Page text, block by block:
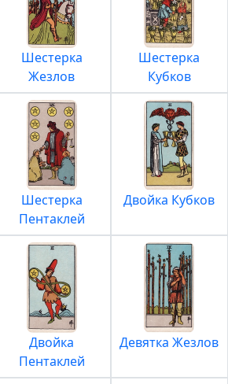
Шестерка
Жезлов
Шестерка
Кубков
Шестерка
Пентаклей
Двойка Кубков
Двойка
Пентаклей
Девятка Жезлов